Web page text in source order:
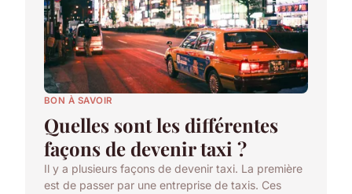
BON À SAVOIR
Quelles sont les différentes
façons de devenir taxi ?
Il y a plusieurs façons de devenir taxi. La première
est de passer par une entreprise de taxis. Ces